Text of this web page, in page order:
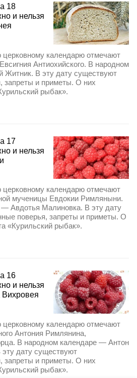
18
и нельзя
церковному календарю отмечают
Антиохийского. В народном
Житник. В эту дату существуют
запреты и приметы. О них
рыбак».
17
и нельзя
церковному календарю отмечают
мученицы Евдокии Римляныни.
Авдотья Малиновка. В эту дату
поверья, запреты и приметы. О
«Курильский рыбак».
16
и нельзя
Вихровея
церковному календарю отмечают
Антония Римлянина,
В народном календаре — Антон
дату существуют
запреты и приметы. О них
рыбак».